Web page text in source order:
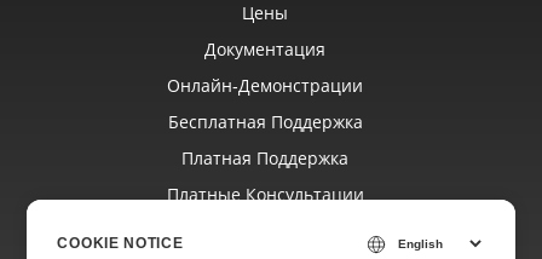
Цены
Документация
Онлайн‑демонстрации
Бесплатная Поддержка
Платная Поддержка
Платные Консультации
COOKIE NOTICE